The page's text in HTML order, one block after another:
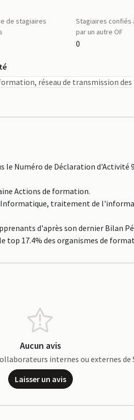
de stagiaires
Stagiaires confiés
par un autre OF
0
réseau de transmission des
Numéro de Déclaration d'Activité
Actions de formation.
traitement de
d'après son dernier Bilan
top 17.4% des organismes de
Aucun avis
internes ou externes de
Laisser un avis